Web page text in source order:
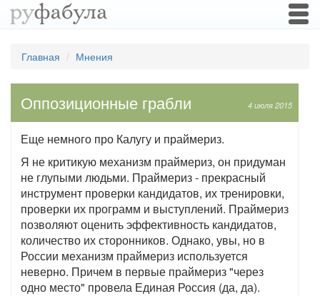
Главная Мнения
4 июля 2015
Оппозиционные грабли
Еще немного про Калугу и праймериз.
Я не критикую механизм праймериз, он придуман
не глупыми людьми. Праймериз - прекрасный
инструмент проверки кандидатов, их тренировки,
проверки их программ и выступлений. Праймериз
позволяют оценить эффективность кандидатов,
количество их сторонников. Однако, увы, но в
России механизм праймериз используется
неверно. Причем в первые праймериз "через
одно место" провела Единая Россия (да, да).